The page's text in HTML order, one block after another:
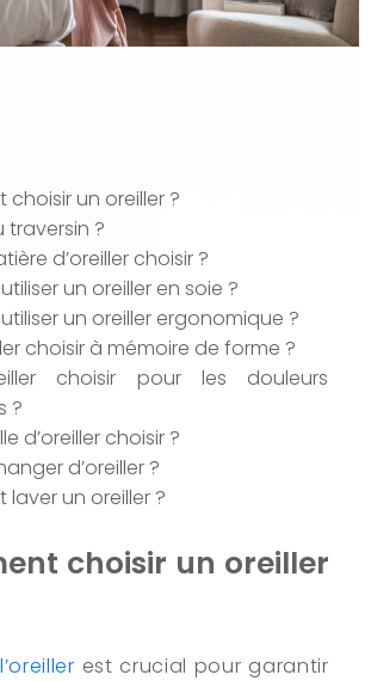
choisir un oreiller ?
traversin ?
d’oreiller choisir ?
un oreiller en soie ?
un oreiller ergonomique ?
choisir à mémoire de forme ?
choisir pour les douleurs
?
d’oreiller choisir ?
d’oreiller ?
laver un oreiller ?
choisir un oreiller
est crucial pour garantir